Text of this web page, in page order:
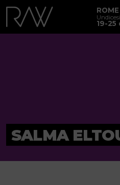
19-
SALMA